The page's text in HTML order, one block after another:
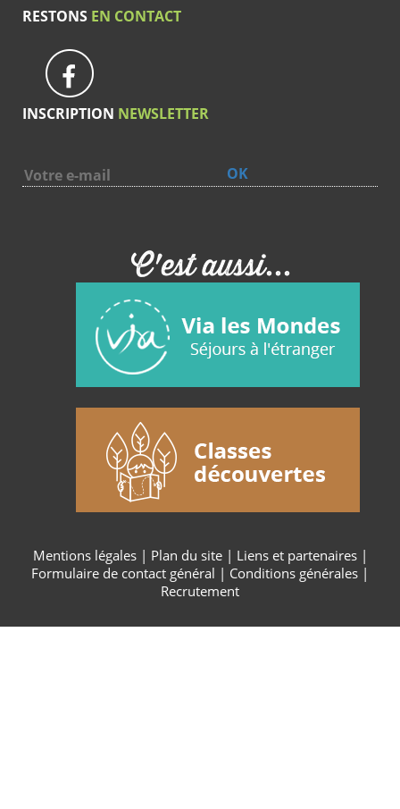
RESTONS EN CONTACT
INSCRIPTION NEWSLETTER
OK
C'est aussi...
Mentions légales| Plan du site| Liens et partenaires |
Formulaire de contact général | Conditions générales |
Recrutement